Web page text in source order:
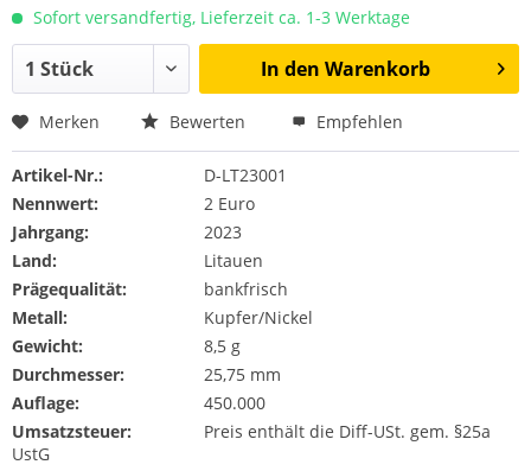
Sofort versandfertig, Lieferzeit ca. 1-3 Werktage
In den Warenkorb
Merken Bewerten Empfehlen
Artikel-Nr.:
D-LT23001
Nennwert:
2 Euro
Jahrgang:
2023
Land:
Litauen
Prägequalität:
bankfrisch
Metall:
Kupfer/Nickel
Gewicht:
8,5 g
Durchmesser:
25,75 mm
Auflage:
450.000
Umsatzsteuer:
Preis enthält die Diff-USt. gem. §25a
UstG